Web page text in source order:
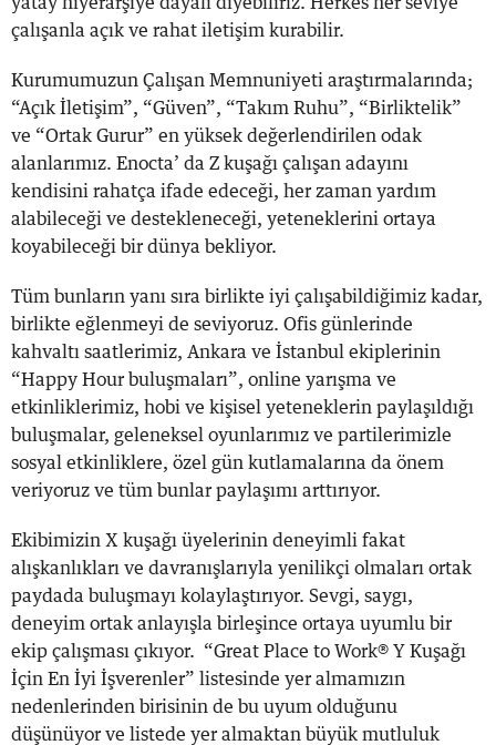
çalışanla açık ve rahat iletişim kurabilir.
Kurumumuzun Çalışan Memnuniyeti araştırmalarında;
“Açık İletişim”, “Güven”, “Takım Ruhu”, “Birliktelik”
ve “Ortak Gurur” en yüksek değerlendirilen odak
alanlarımız. Enocta’ da Z kuşağı çalışan adayını
kendisini rahatça ifade edeceği, her zaman yardım
alabileceği ve destekleneceği, yeteneklerini ortaya
koyabileceği bir dünya bekliyor.
Tüm bunların yanı sıra birlikte iyi çalışabildiğimiz kadar,
birlikte eğlenmeyi de seviyoruz. Ofis günlerinde
kahvaltı saatlerimiz, Ankara ve İstanbul ekiplerinin
“Happy Hour buluşmaları”, online yarışma ve
etkinliklerimiz, hobi ve kişisel yeteneklerin paylaşıldığı
buluşmalar, geleneksel oyunlarımız ve partilerimizle
sosyal etkinliklere, özel gün kutlamalarına da önem
veriyoruz ve tüm bunlar paylaşımı arttırıyor.
Ekibimizin X kuşağı üyelerinin deneyimli fakat
alışkanlıkları ve davranışlarıyla yenilikçi olmaları ortak
paydada buluşmayı kolaylaştırıyor. Sevgi, saygı,
deneyim ortak anlayışla birleşince ortaya uyumlu bir
ekip çalışması çıkıyor. “Great Place to Work® Y Kuşağı
İçin En İyi İşverenler” listesinde yer almamızın
nedenlerinden birisinin de bu uyum olduğunu
düşünüyor ve listede yer almaktan büyük mutluluk